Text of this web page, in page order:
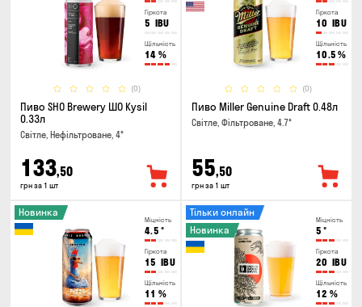
Гіркота
5 IBU
Щільність
14 %
(0)
Пиво SHO Brewery ШО Kysil
0.33л
Світле, Нефільтроване, 4°
133,50
грн за 1 шт
Гіркота
10 IBU
Щільність
10.5 %
(0)
Пиво Miller Genuine Draft 0.48л
Світле, Фільтроване, 4.7°
55,50
грн за 1 шт
Міцність
4.5 °
Гіркота
15 IBU
Щільність
11 %
Новинка
Міцність
5 °
Гіркота
20 IBU
Щільність
12 %
Тільки онлайн
Новинка